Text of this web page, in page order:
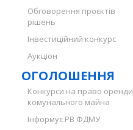
Обговорення проєктів
рішень
Інвестиційний конкурс
Аукціон
ОГОЛОШЕННЯ
Конкурси на право оренди
комунального майна
Інформує РВ ФДМУ